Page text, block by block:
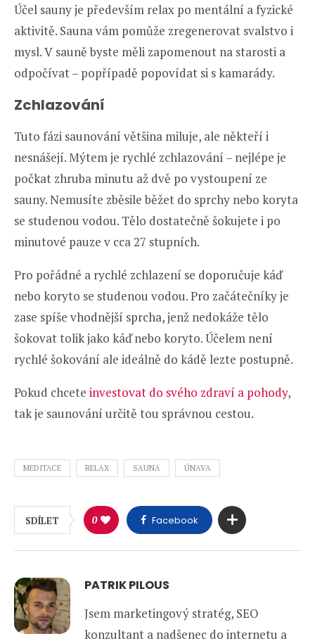
Účel sauny je především relax po mentální a fyzické
aktivitě. Sauna vám pomůže zregenerovat svalstvo i
mysl. V sauně byste měli zapomenout na starosti a
odpočívat – popřípadě popovídat si s kamarády.
Zchlazování
Tuto fázi saunování většina miluje, ale někteří i
nesnášejí. Mýtem je rychlé zchlazování – nejlépe je
počkat zhruba minutu až dvě po vystoupení ze
sauny. Nemusíte zběsile běžet do sprchy nebo koryta
se studenou vodou. Tělo dostatečně šokujete i po
minutové pauze v cca 27 stupních.
Pro pořádné a rychlé zchlazení se doporučuje káď
nebo koryto se studenou vodou. Pro začátečníky je
zase spíše vhodnější sprcha, jenž nedokáže tělo
šokovat tolik jako káď nebo koryto. Účelem není
rychlé šokování ale ideálně do kádě lezte postupně.
Pokud chcete investovat do svého zdraví a pohody,
tak je saunování určitě tou správnou cestou.
MEDITACE RELAX SAUNA ÚNAVA
SDÍLET 0 Facebook
PATRIK PILOUS
Jsem marketingový stratég, SEO
konzultant a nadšenec do internetu a